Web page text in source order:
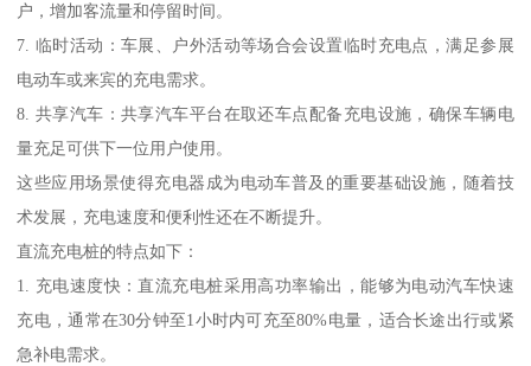
户，增加客流量和停留时间。
7. 临时活动：车展、户外活动等场合会设置临时充电点，满足参展
电动车或来宾的充电需求。
8. 共享汽车：共享汽车平台在取还车点配备充电设施，确保车辆电
量充足可供下一位用户使用。
这些应用场景使得充电器成为电动车普及的重要基础设施，随着技
术发展，充电速度和便利性还在不断提升。
直流充电桩的特点如下：
1. 充电速度快：直流充电桩采用高功率输出，能够为电动汽车快速
充电，通常在30分钟至1小时内可充至80%电量，适合长途出行或紧
急补电需求。